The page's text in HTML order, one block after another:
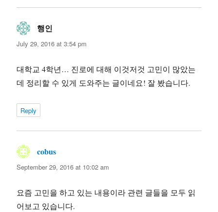
행인
July 29, 2016 at 3:54 pm
대학교 4학년… 진로에 대해 이것저것 고민이 많았는
데 정리할 수 있게 도와주는 글이네요! 잘 봤습니다.
Reply
cobus
September 29, 2016 at 10:02 am
요즘 고민을 하고 있는 내용이라 관련 글들을 모두 읽
어보고 있습니다.